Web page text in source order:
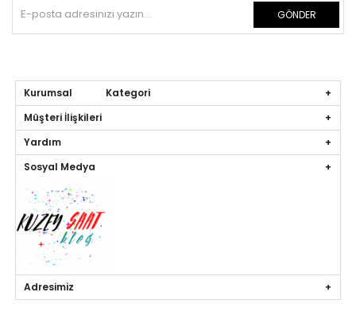
GÖNDER
Kurumsal Kategori
Müşteri İlişkileri
Yardım
Sosyal Medya
Adresimiz